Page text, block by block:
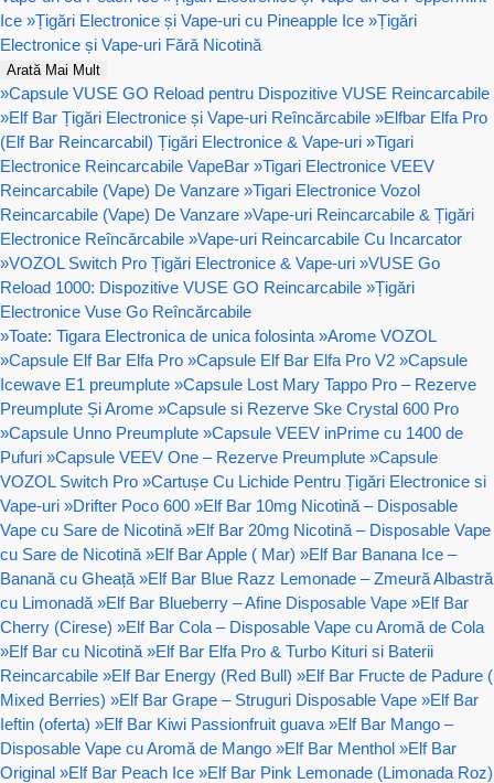
Ice »Țigări Electronice și Vape-uri cu Pineapple Ice »Țigări
Electronice și Vape-uri Fără Nicotină
Arată Mai Mult
»Capsule VUSE GO Reload pentru Dispozitive VUSE Reincarcabile
»Elf Bar Țigări Electronice și Vape-uri Reîncărcabile »Elfbar Elfa Pro
(Elf Bar Reincarcabil) Țigări Electronice & Vape-uri »Tigari
Electronice Reincarcabile VapeBar »Tigari Electronice VEEV
Reincarcabile (Vape) De Vanzare »Tigari Electronice Vozol
Reincarcabile (Vape) De Vanzare »Vape-uri Reincarcabile & Țigări
Electronice Reîncărcabile »Vape-uri Reincarcabile Cu Incarcator
»VOZOL Switch Pro Țigări Electronice & Vape-uri »VUSE Go
Reload 1000: Dispozitive VUSE GO Reincarcabile »Țigări
Electronice Vuse Go Reîncărcabile
»Toate: Tigara Electronica de unica folosinta »Arome VOZOL
»Capsule Elf Bar Elfa Pro »Capsule Elf Bar Elfa Pro V2 »Capsule
Icewave E1 preumplute »Capsule Lost Mary Tappo Pro – Rezerve
Preumplute Și Arome »Capsule si Rezerve Ske Crystal 600 Pro
»Capsule Unno Preumplute »Capsule VEEV inPrime cu 1400 de
Pufuri »Capsule VEEV One – Rezerve Preumplute »Capsule
VOZOL Switch Pro »Cartușe Cu Lichide Pentru Țigări Electronice si
Vape-uri »Drifter Poco 600 »Elf Bar 10mg Nicotină – Disposable
Vape cu Sare de Nicotină »Elf Bar 20mg Nicotină – Disposable Vape
cu Sare de Nicotină »Elf Bar Apple ( Mar) »Elf Bar Banana Ice –
Banană cu Gheață »Elf Bar Blue Razz Lemonade – Zmeură Albastră
cu Limonadă »Elf Bar Blueberry – Afine Disposable Vape »Elf Bar
Cherry (Cirese) »Elf Bar Cola – Disposable Vape cu Aromă de Cola
»Elf Bar cu Nicotină »Elf Bar Elfa Pro & Turbo Kituri si Baterii
Reincarcabile »Elf Bar Energy (Red Bull) »Elf Bar Fructe de Padure (
Mixed Berries) »Elf Bar Grape – Struguri Disposable Vape »Elf Bar
Ieftin (oferta) »Elf Bar Kiwi Passionfruit guava »Elf Bar Mango –
Disposable Vape cu Aromă de Mango »Elf Bar Menthol »Elf Bar
Original »Elf Bar Peach Ice »Elf Bar Pink Lemonade (Limonada Roz)